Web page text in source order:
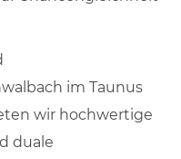
im Taunus
wir hochwertige
duale